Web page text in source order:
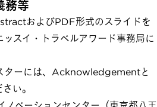
務等
およびPDF形式のスライドを
スイ・トラベルアワード事務局に
ターには、Acknowledgementと
い。